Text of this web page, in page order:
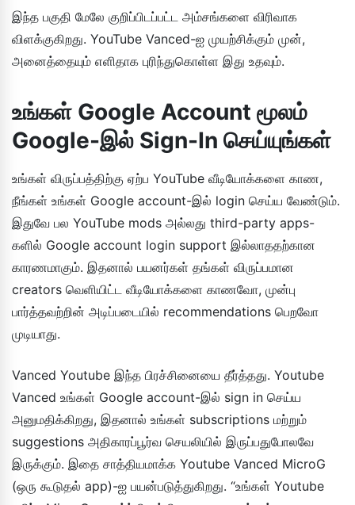
இந்த பகுதி மேலே குறிப்பிடப்பட்ட அம்சங்களை விரிவாக
விளக்குகிறது. YouTube Vanced-ஐ முயற்சிக்கும் முன்,
அனைத்தையும் எளிதாக புரிந்துகொள்ள இது உதவும்.
உங்கள் Google Account மூலம்
Google-இல் Sign-In செய்யுங்கள்
உங்கள் விருப்பத்திற்கு ஏற்ப YouTube வீடியோக்களை காண,
நீங்கள் உங்கள் Google account-இல் login செய்ய வேண்டும்.
இதுவே பல YouTube mods அல்லது third-party apps-
களில் Google account login support இல்லாததற்கான
காரணமாகும். இதனால் பயனர்கள் தங்கள் விருப்பமான
creators வெளியிட்ட வீடியோக்களை காணவோ, முன்பு
பார்த்தவற்றின் அடிப்படையில் recommendations பெறவோ
முடியாது.
Vanced Youtube இந்த பிரச்சினையை தீர்த்தது. Youtube
Vanced உங்கள் Google account-இல் sign in செய்ய
அனுமதிக்கிறது, இதனால் உங்கள் subscriptions மற்றும்
suggestions அதிகாரப்பூர்வ செயலியில் இருப்பதுபோலவே
இருக்கும். இதை சாத்தியமாக்க Youtube Vanced MicroG
(ஒரு கூடுதல் app)-ஐ பயன்படுத்துகிறது. “உங்கள் Youtube